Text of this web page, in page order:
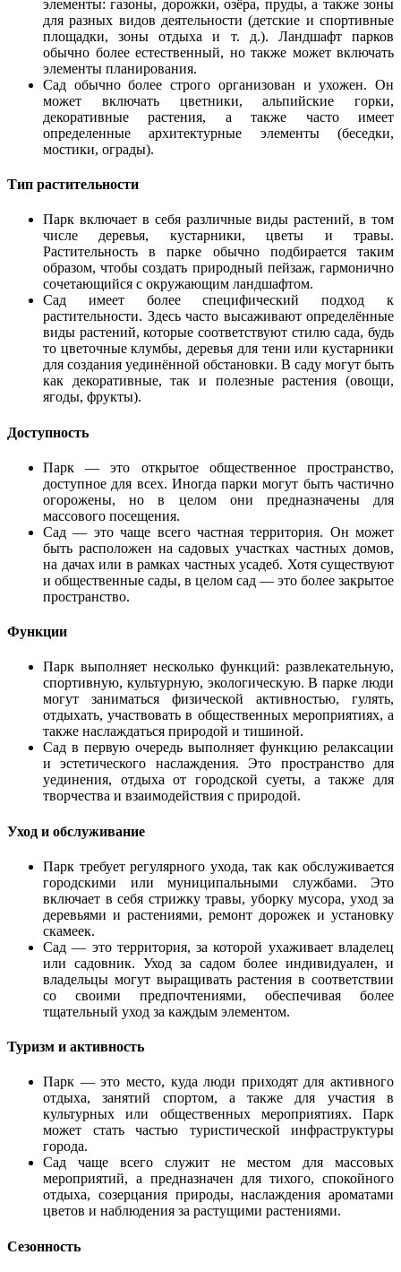
элементы: газоны, дорожки, озёра, пруды, а также зоны
для разных видов деятельности (детские и спортивные
площадки, зоны отдыха и т. д.). Ландшафт парков
обычно более естественный, но также может включать
элементы планирования.
Сад обычно более строго организован и ухожен. Он
может включать цветники, альпийские горки,
декоративные растения, а также часто имеет
определенные архитектурные элементы (беседки,
мостики, ограды).
Тип растительности
Парк включает в себя различные виды растений, в том
числе деревья, кустарники, цветы и травы.
Растительность в парке обычно подбирается таким
образом, чтобы создать природный пейзаж, гармонично
сочетающийся с окружающим ландшафтом.
Сад имеет более специфический подход к
растительности. Здесь часто высаживают определённые
виды растений, которые соответствуют стилю сада, будь
то цветочные клумбы, деревья для тени или кустарники
для создания уединённой обстановки. В саду могут быть
как декоративные, так и полезные растения (овощи,
ягоды, фрукты).
Доступность
Парк — это открытое общественное пространство,
доступное для всех. Иногда парки могут быть частично
огорожены, но в целом они предназначены для
массового посещения.
Сад — это чаще всего частная территория. Он может
быть расположен на садовых участках частных домов,
на дачах или в рамках частных усадеб. Хотя существуют
и общественные сады, в целом сад — это более закрытое
пространство.
Функции
Парк выполняет несколько функций: развлекательную,
спортивную, культурную, экологическую. В парке люди
могут заниматься физической активностью, гулять,
отдыхать, участвовать в общественных мероприятиях, а
также наслаждаться природой и тишиной.
Сад в первую очередь выполняет функцию релаксации
и эстетического наслаждения. Это пространство для
уединения, отдыха от городской суеты, а также для
творчества и взаимодействия с природой.
Уход и обслуживание
Парк требует регулярного ухода, так как обслуживается
городскими или муниципальными службами. Это
включает в себя стрижку травы, уборку мусора, уход за
деревьями и растениями, ремонт дорожек и установку
скамеек.
Сад — это территория, за которой ухаживает владелец
или садовник. Уход за садом более индивидуален, и
владельцы могут выращивать растения в соответствии
со своими предпочтениями, обеспечивая более
тщательный уход за каждым элементом.
Туризм и активность
Парк — это место, куда люди приходят для активного
отдыха, занятий спортом, а также для участия в
культурных или общественных мероприятиях. Парк
может стать частью туристической инфраструктуры
города.
Сад чаще всего служит не местом для массовых
мероприятий, а предназначен для тихого, спокойного
отдыха, созерцания природы, наслаждения ароматами
цветов и наблюдения за растущими растениями.
Сезонность